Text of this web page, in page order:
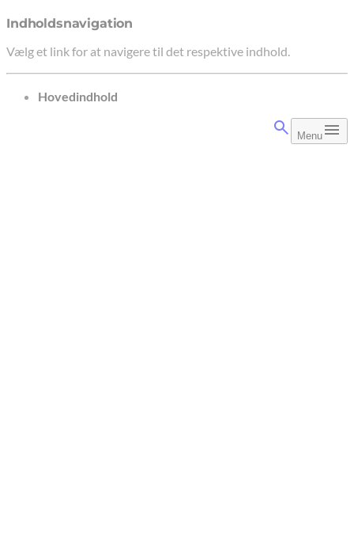
Indholdsnavigation
Vælg et link for at navigere til det respektive indhold.
gå til
Hovedindhold
Menu